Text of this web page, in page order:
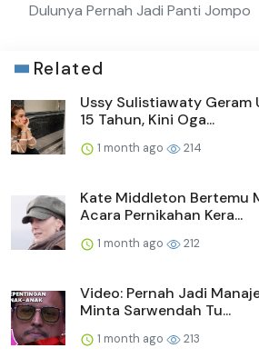
Dulunya Pernah Jadi Panti Jompo
Related
Ussy Sulistiawaty Geram
15 Tahun, Kini Oga...
1 month ago 214
Kate Middleton Bertemu
Acara Pernikahan Kera...
1 month ago 212
Video: Pernah Jadi
Minta Sarwendah Tu...
1 month ago 213